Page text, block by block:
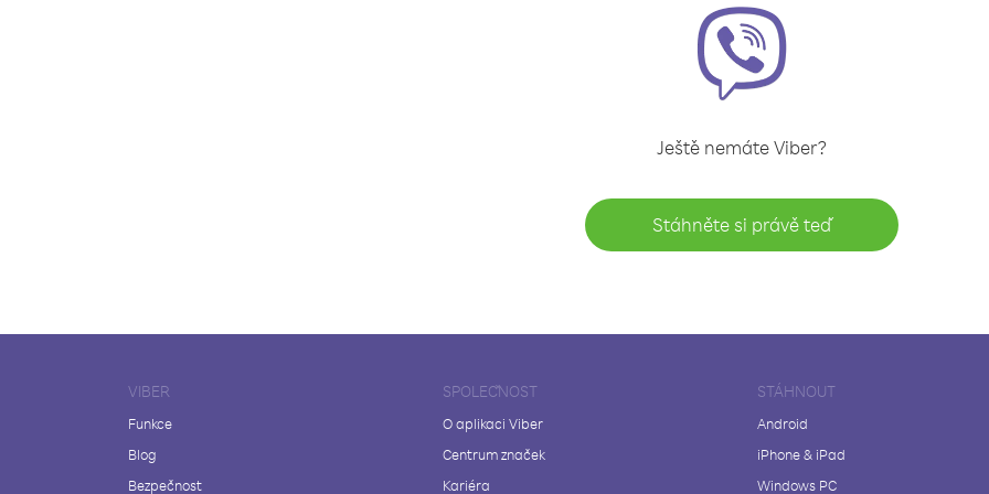
Ještě nemáte Viber?
Stáhněte si právě teď
VIBER
Funkce
Blog
Bezpečnost
SPOLEČNOST
O aplikaci Viber
Centrum značek
Kariéra
STÁHNOUT
Android
iPhone & iPad
Windows PC